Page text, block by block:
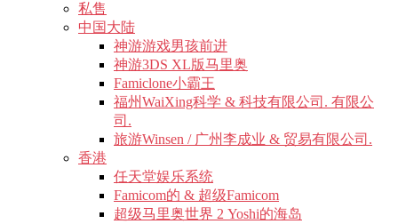
私售
中国大陆
神游游戏男孩前进
神游3DS XL版马里奥
Famiclone小霸王
福州WaiXing科学 & 科技有限公司. 有限公
司.
旅游Winsen / 广州李成业 & 贸易有限公司.
香港
任天堂娱乐系统
Famicom的 & 超级Famicom
超级马里奥世界 2 Yoshi的海岛